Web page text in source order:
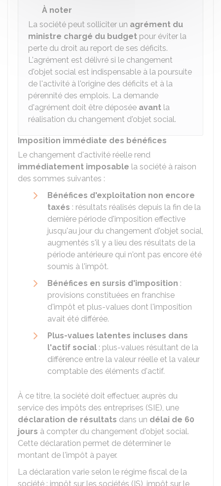
À noter
La société peut solliciter un agrément du
ministre chargé du budget pour éviter la
perte du droit au report de ses déficits.
L'agrément est délivré si le changement
d'objet social est indispensable à la poursuite
de l'activité à l'origine des déficits et à la
pérennité des emplois. La demande
d'agrément doit être déposée avant la
réalisation du changement d'objet social.
Imposition immédiate des bénéfices
Le changement d'activité réelle rend
immédiatement imposable la société à raison
des sommes suivantes :
Bénéfices d'exploitation non encore
taxés : résultats réalisés depuis la fin de la
dernière période d'imposition effective
jusqu'au jour du changement d'objet social,
augmentés s'il y a lieu des résultats de la
période antérieure qui n'ont pas encore été
soumis à l'impôt.
Bénéfices en sursis d'imposition :
provisions constituées en franchise
d'impôt et plus-values dont l'imposition
avait été différée.
Plus-values latentes incluses dans
l'actif social : plus-values résultant de la
différence entre la valeur réelle et la valeur
comptable des éléments d'actif.
À ce titre, la société doit effectuer, auprès du
service des impôts des entreprises (SIE), une
déclaration de résultats dans un délai de 60
jours à compter du changement d'objet social.
Cette déclaration permet de déterminer le
montant de l'impôt à payer.
La déclaration varie selon le régime fiscal de la
société : impôt sur les sociétés (IS), impôt sur le